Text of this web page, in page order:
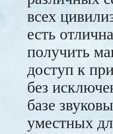
всех
есть
получить
доступ к
без
базе
уместных